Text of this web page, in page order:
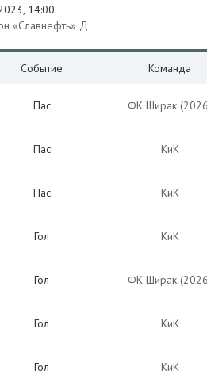
14:00.
«Славнефть» Д
Событие Команда
Пас ФК Ширак
Пас КиК
Пас КиК
Гол КиК
Гол ФК Ширак
Гол КиК
Гол КиК